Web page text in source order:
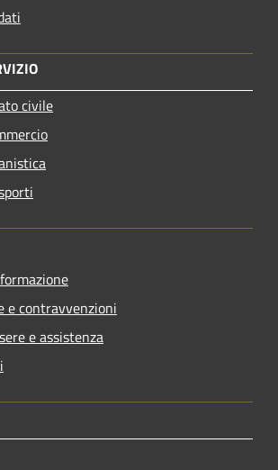
civile
e contravvenzioni
e assistenza